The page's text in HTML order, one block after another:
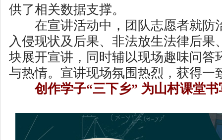
供了相关数据支撑。
在宣讲活动中，团队志愿者就防
入侵现状及后果、非法放生法律后果
块展开宣讲，同时辅以现场趣味问答
与热情。宣讲现场氛围热烈，获得一
创作学子“三下乡” 为山村课堂